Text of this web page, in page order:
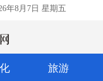
年8月7日 星期五
旅游